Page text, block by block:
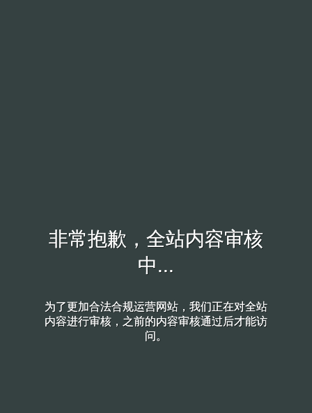
非常抱歉，全站内容审核
中...
为了更加合法合规运营网站，我们正在对全站
内容进行审核，之前的内容审核通过后才能访
问。
非常抱歉，全站内容审核
中...
为了更加合法合规运营网站，我们正在对全站
内容进行审核，之前的内容审核通过后才能访
问。